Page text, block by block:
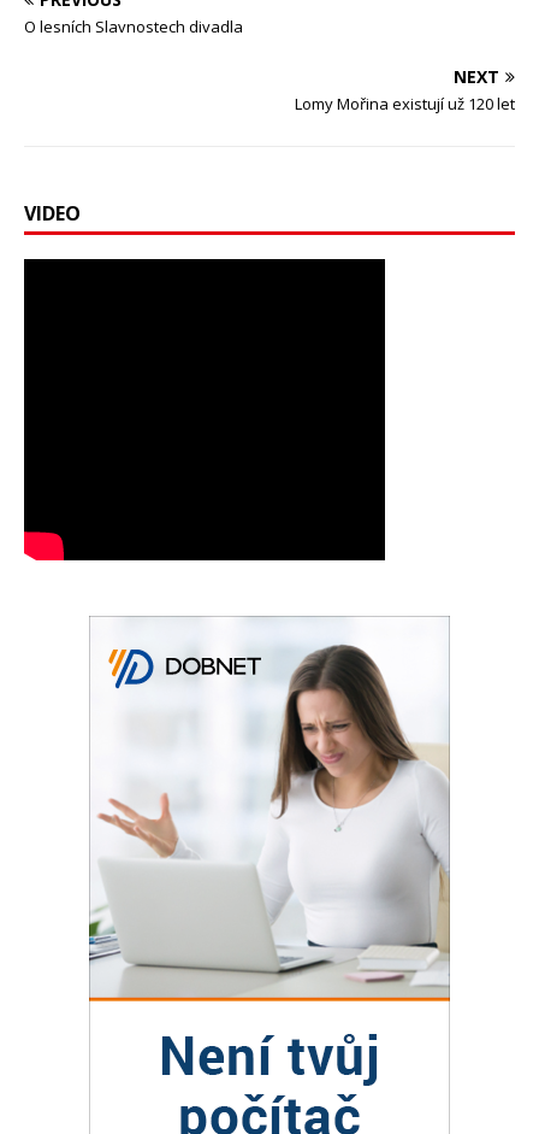
O lesních Slavnostech divadla
NEXT
Lomy Mořina existují už 120 let
VIDEO